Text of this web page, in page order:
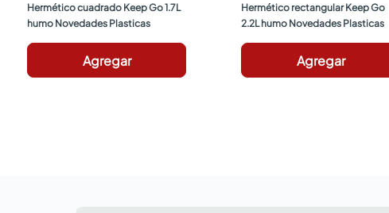
Hermético cuadrado Keep Go 1.7L
humo Novedades Plasticas
Agregar
Hermético rectangular Keep Go
2.2L humo Novedades Plasticas
Agregar